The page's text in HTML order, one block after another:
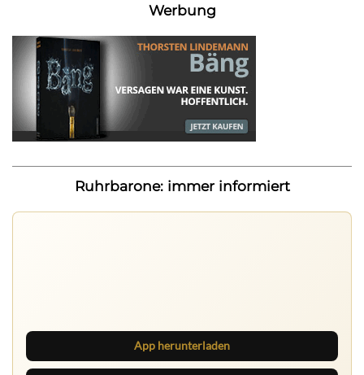
Werbung
Ruhrbarone: immer informiert
App herunterladen